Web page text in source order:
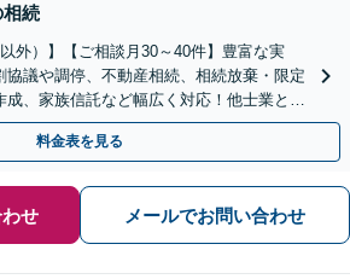
続
外）】【ご相談月30～40件】豊富な実
議や調停、不動産相続、相続放棄・限定
、家族信託など幅広く対応！他士業と連
指します。【初回面談無料】
料金表を見る
せ メールでお問い合わせ